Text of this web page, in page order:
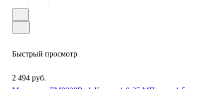
Быстрый просмотр
2 494 руб.